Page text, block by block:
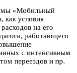
«Мобильный
как условия
на его
работающего
с интенсивным
переездов и пр.